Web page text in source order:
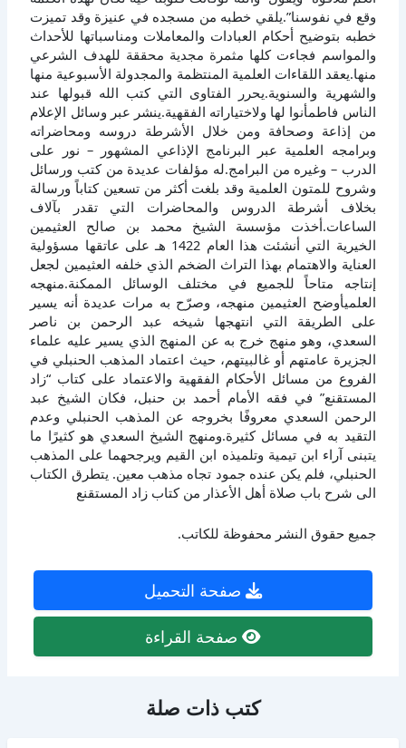
وقع في نفوسنا”.يلقي خطبه من مسجده في عنيزة وقد تميزت
خطبه بتوضيح أحكام العبادات والمعاملات ومناسباتها للأحداث
والمواسم فجاءت كلها مثمرة مجدية محققة للهدف الشرعي
منها.يعقد اللقاءات العلمية المنتظمة والمجدولة الأسبوعية منها
والشهرية والسنوية.يحرر الفتاوى التي كتب الله قبولها عند
الناس فاطمأنوا لها ولاختياراته الفقهية.ينشر عبر وسائل الإعلام
من إذاعة وصحافة ومن خلال الأشرطة دروسه ومحاضراته
وبرامجه العلمية عبر البرنامج الإذاعي المشهور – نور على
الدرب – وغيره من البرامج.له مؤلفات عديدة من كتب ورسائل
وشروح للمتون العلمية وقد بلغت أكثر من تسعين كتاباً ورسالة
بخلاف أشرطة الدروس والمحاضرات التي تقدر بآلاف
الساعات.أخذت مؤسسة الشيخ محمد بن صالح العثيمين
الخيرية التي أنشئت هذا العام 1422 هـ على عاتقها مسؤولية
العناية والاهتمام بهذا التراث الضخم الذي خلفه العثيمين لجعل
إنتاجه متاحاً للجميع في مختلف الوسائل الممكنة.منهجه
العلميأوضح العثيمين منهجه، وصرّح به مرات عديدة أنه يسير
على الطريقة التي انتهجها شيخه عبد الرحمن بن ناصر
السعدي، وهو منهج خرج به عن المنهج الذي يسير عليه علماء
الجزيرة عامتهم أو غالبيتهم، حيث اعتماد المذهب الحنبلي في
الفروع من مسائل الأحكام الفقهية والاعتماد على كتاب “زاد
المستقنع” في فقه الأمام أحمد بن حنبل، فكان الشيخ عبد
الرحمن السعدي معروفًا بخروجه عن المذهب الحنبلي وعدم
التقيد به في مسائل كثيرة.ومنهج الشيخ السعدي هو كثيرًا ما
يتبنى آراء ابن تيمية وتلميذه ابن القيم ويرجحهما على المذهب
الحنبلي، فلم يكن عنده جمود تجاه مذهب معين. يتطرق الكتاب
الى شرح باب صلاة أهل الأعذار من كتاب زاد المستقنع
جميع حقوق النشر محفوظة للكاتب.
صفحة التحميل
صفحة القراءة
كتب ذات صلة